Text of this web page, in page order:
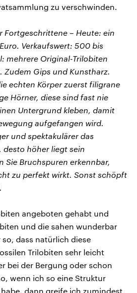
zu verschwinden.
Fortgeschrittene – Heute: ein
Verkaufswert: 500 bis
mehrere Original-Trilobiten
Zudem Gips und Kunstharz.
echten Körper zuerst filigrane
Hörner, diese sind fast nie
Untergrund kleben, damit
aufgefangen wird.
und spektakulärer das
desto höher liegt sein
Sie Bruchspuren erkennbar,
zu perfekt wirkt. Sonst schöpft
angeboten gehabt und
und die sahen wunderbar
so, dass natürlich diese
Trilobiten sehr leicht
bei der Bergung oder schon
wenn ich so eine Struktur
dann greife ich zumindest